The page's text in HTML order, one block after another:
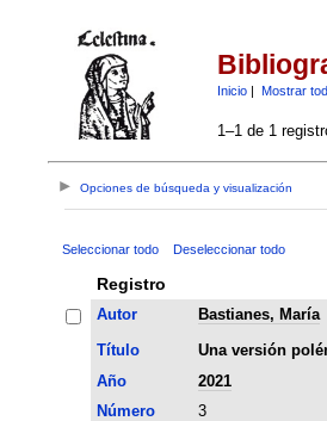
Inicio| Mostrar
1–1 de 1
Opciones de búsqueda y visualización
Seleccionar todo Deseleccionar todo
Registro
Autor
Bastianes, María
Título
Una versión
Año
2021
Número
3